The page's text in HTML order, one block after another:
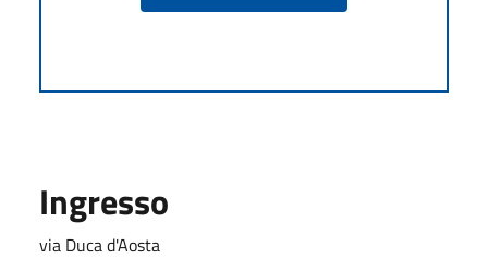
Ingresso
via Duca d'Aosta